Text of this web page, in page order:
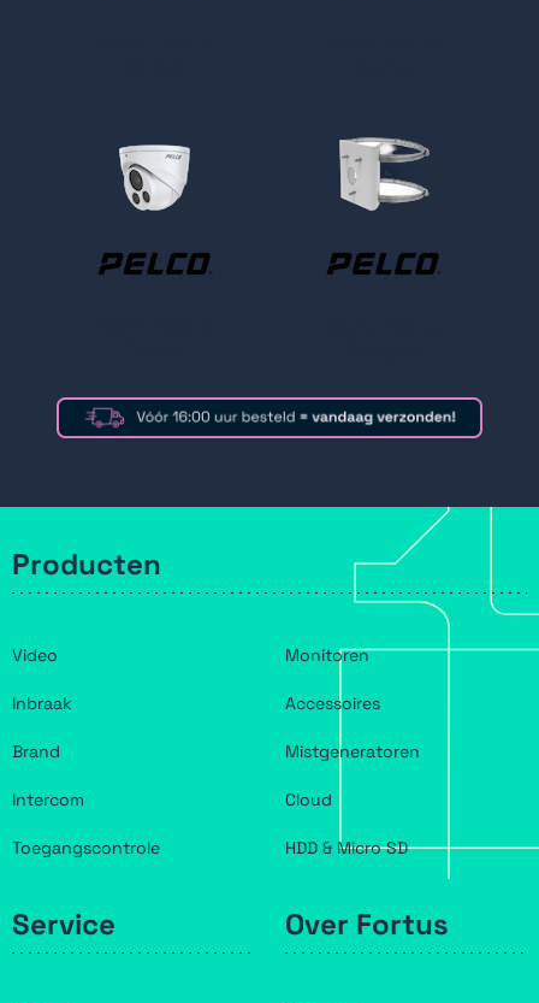
Producten
Video
Inbraak
Brand
Intercom
Toegangscontrole
Monitoren
Accessoires
Mistgeneratoren
Cloud
HDD & Micro SD
Service Over Fortus